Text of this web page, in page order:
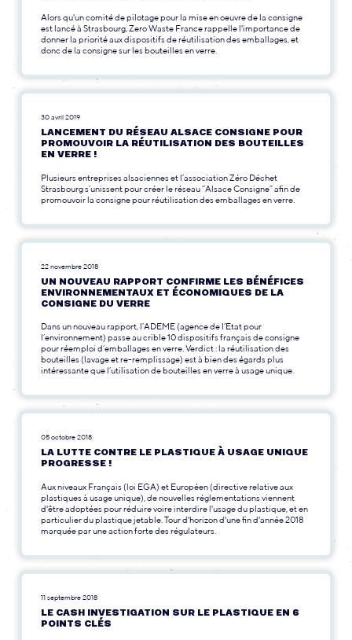
Alors qu'un comité de pilotage pour la mise en oeuvre de la consigne
est lancé à Strasbourg, Zero Waste France rappelle l'importance de
donner la priorité aux dispositifs de réutilisation des emballages, et
donc de la consigne sur les bouteilles en verre.
30 avril 2019
LANCEMENT DU RÉSEAU ALSACE CONSIGNE POUR
PROMOUVOIR LA RÉUTILISATION DES BOUTEILLES
EN VERRE !
Plusieurs entreprises alsaciennes et l’association Zéro Déchet
Strasbourg s’unissent pour créer le réseau “Alsace Consigne” afin de
promouvoir la consigne pour réutilisation des emballages en verre.
22 novembre 2018
UN NOUVEAU RAPPORT CONFIRME LES BÉNÉFICES
ENVIRONNEMENTAUX ET ÉCONOMIQUES DE LA
CONSIGNE DU VERRE
Dans un nouveau rapport, l’ADEME (agence de l’Etat pour
l’environnement) passe au crible 10 dispositifs français de consigne
pour réemploi d’emballages en verre. Verdict : la réutilisation des
bouteilles (lavage et re-remplissage) est à bien des égards plus
intéressante que l’utilisation de bouteilles en verre à usage unique.
05 octobre 2018
LA LUTTE CONTRE LE PLASTIQUE À USAGE UNIQUE
PROGRESSE !
Aux niveaux Français (loi EGA) et Européen (directive relative aux
plastiques à usage unique), de nouvelles réglementations viennent
d'être adoptées pour réduire voire interdire l'usage du plastique, et en
particulier du plastique jetable. Tour d'horizon d'une fin d'année 2018
marquée par une action forte des régulateurs.
11 septembre 2018
LE CASH INVESTIGATION SUR LE PLASTIQUE EN 6
POINTS CLÉS